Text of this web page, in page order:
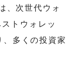
、次世代ウォ
トウォレッ
、多くの投資家